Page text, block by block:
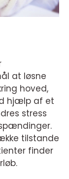
at løsne
hoved,
hjælp af et
stress
tilstande
finder